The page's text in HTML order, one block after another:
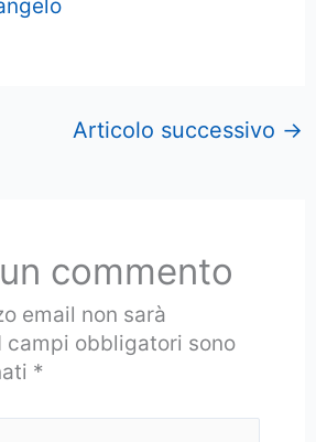
Articolo successivo →
commento
email non sarà
campi obbligatori sono
*